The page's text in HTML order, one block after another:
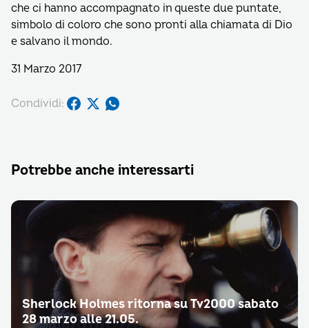
che ci hanno accompagnato in queste due puntate,
simbolo di coloro che sono pronti alla chiamata di Dio
e salvano il mondo.
31 Marzo 2017
Condividi:
Potrebbe anche interessarti
Sherlock Holmes ritorna su Tv2000 sabato
28 marzo alle 21.05.